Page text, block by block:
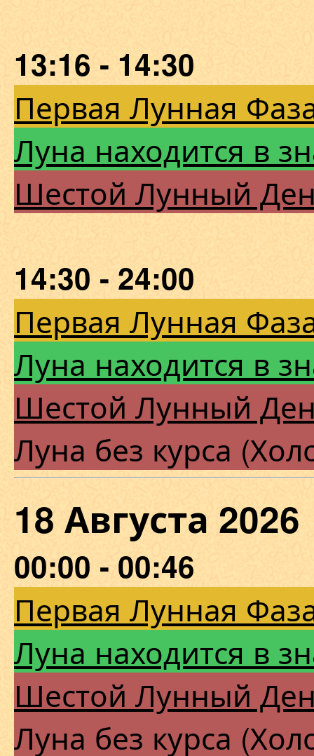
13:16 - 14:30
Первая Лунная
Луна находится в
Шестой Лунный
14:30 - 24:00
Первая Лунная
Луна находится в
Шестой Лунный
Луна без курса
18 Августа
00:00 - 00:46
Первая Лунная
Луна находится в
Шестой Лунный
Луна без курса